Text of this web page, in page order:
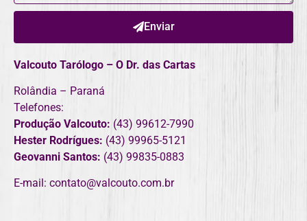
Enviar
Valcouto Tarólogo – O Dr. das Cartas
Rolândia – Paraná
Telefones:
Produção Valcouto: (43) 99612-7990
Hester Rodrígues: (43) 99965-5121
Geovanni Santos: (43) 99835-0883
E-mail: contato@valcouto.com.br